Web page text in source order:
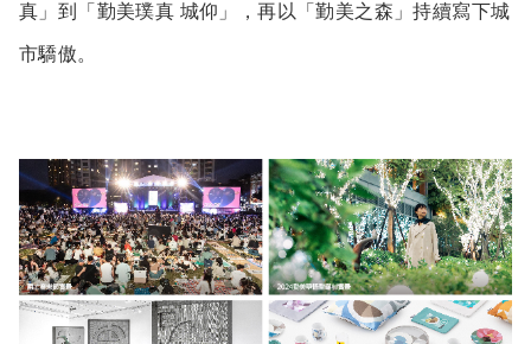
真」到「勤美璞真 城仰」，再以「勤美之森」持續寫下城